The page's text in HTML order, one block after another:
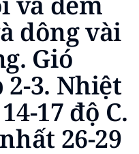
dông vài
Gió
2-3. Nhiệt
17 độ C.
26-29